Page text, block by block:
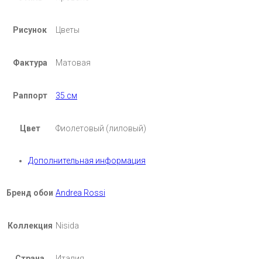
Рисунок Цветы
Фактура Матовая
Раппорт 35 см
Цвет Фиолетовый (лиловый)
Дополнительная информация
Бренд обои Andrea Rossi
Коллекция Nisida